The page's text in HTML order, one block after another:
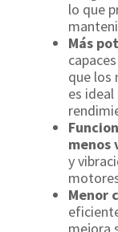
lo que
Más
que los
es
menos
y
Menor